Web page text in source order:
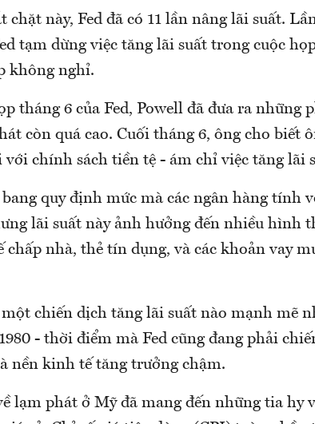
chặt này, Fed đã có 11 lần nâng lãi suất.
tạm dừng việc tăng lãi suất trong cuộc
không nghỉ.
tháng 6 của Fed, Powell đã đưa ra những
còn quá cao. Cuối tháng 6, ông cho biết
với chính sách tiền tệ - ám chỉ việc tăng lãi
quy định mức mà các ngân hàng tính
lãi suất này ảnh hưởng đến nhiều hình
chấp nhà, thẻ tín dụng, và các khoản vay
một chiến dịch tăng lãi suất nào mạnh mẽ
- thời điểm mà Fed cũng đang phải
nền kinh tế tăng trưởng chậm.
lạm phát ở Mỹ đã mang đến những tia hy